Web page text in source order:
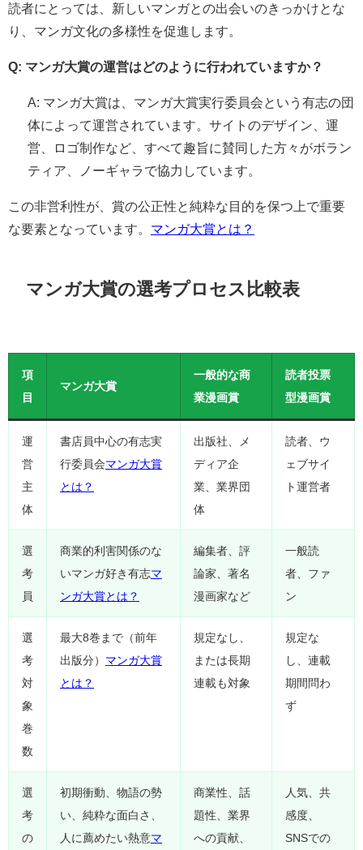
読者にとっては、新しいマンガとの出会いのきっかけとな
り、マンガ文化の多様性を促進します。
Q: マンガ大賞の運営はどのように行われていますか？
A: マンガ大賞は、マンガ大賞実行委員会という有志の団
体によって運営されています。サイトのデザイン、運
営、ロゴ制作など、すべて趣旨に賛同した方々がボラン
ティア、ノーギャラで協力しています。
この非営利性が、賞の公正性と純粋な目的を保つ上で重要
な要素となっています。 マンガ大賞とは？
マンガ大賞の選考プロセス比較表
項
目
マンガ大賞
一般的な商
業漫画賞
読者投票
型漫画賞
運
営
主
体
書店員中心の有志実
行委員会マンガ大賞
とは？
出版社、メ
ディア企
業、業界団
体
読者、ウ
ェブサイ
ト運営者
選
考
員
商業的利害関係のな
いマンガ好き有志マ
ンガ大賞とは？
編集者、評
論家、著名
漫画家など
一般読
者、ファ
ン
選
考
対
象
巻
数
最大8巻まで（前年
出版分） マンガ大賞
とは？
規定なし、
または長期
連載も対象
規定な
し、連載
期間問わ
ず
選
考
の
初期衝動、物語の勢
い、純粋な面白さ、
人に薦めたい熱意マ
商業性、話
題性、業界
への貢献、
人気、共
感度、
SNSでの